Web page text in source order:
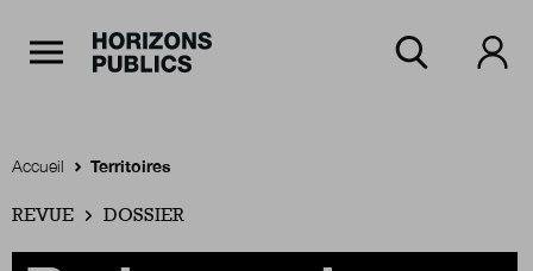
Accueil
Accueil Territoires
REVUE DOSSIER